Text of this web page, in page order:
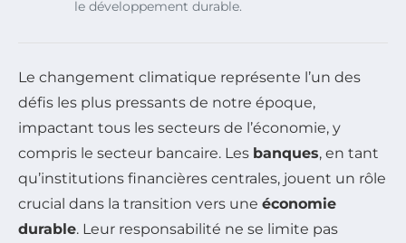
le développement durable.
Le changement climatique représente l’un des
défis les plus pressants de notre époque,
impactant tous les secteurs de l’économie, y
compris le secteur bancaire. Les banques, en tant
qu’institutions financières centrales, jouent un rôle
crucial dans la transition vers une économie
durable. Leur responsabilité ne se limite pas